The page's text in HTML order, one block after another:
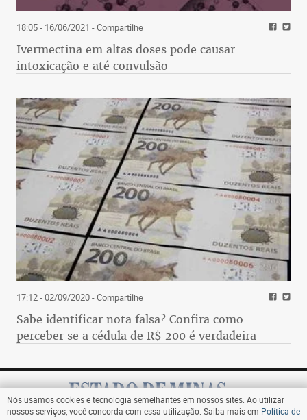
18:05 - 16/06/2021 - Compartilhe
Ivermectina em altas doses pode causar
intoxicação e até convulsão
17:12 - 02/09/2020- Compartilhe
Sabe identificar nota falsa? Confira como
perceber se a cédula de R$ 200 é verdadeira
Nós usamos cookies e tecnologia semelhantes em nossos sites. Ao utilizar
nossos serviços, você concorda com essa utilização. Saiba mais em Política de